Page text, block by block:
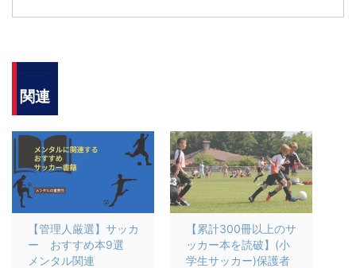
関連
【管理人厳選】サッカ
ー おすすめ本9選
メンタル関連
【累計300冊以上のサ
ッカー本を読破】(小
学生サッカー)保護者